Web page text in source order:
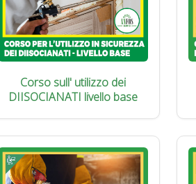
Corso sull' utilizzo dei
DIISOCIANATI livello base